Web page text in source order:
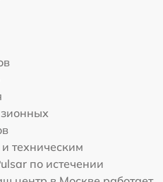
техническим
по истечении